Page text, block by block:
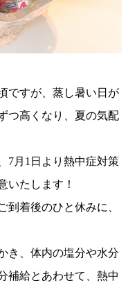
ですが、蒸し暑い日が
つ高くなり、夏の気配
7月1日より熱中症対策
いたします！
到着後のひと休みに、
き、体内の塩分や水分
補給とあわせて、熱中